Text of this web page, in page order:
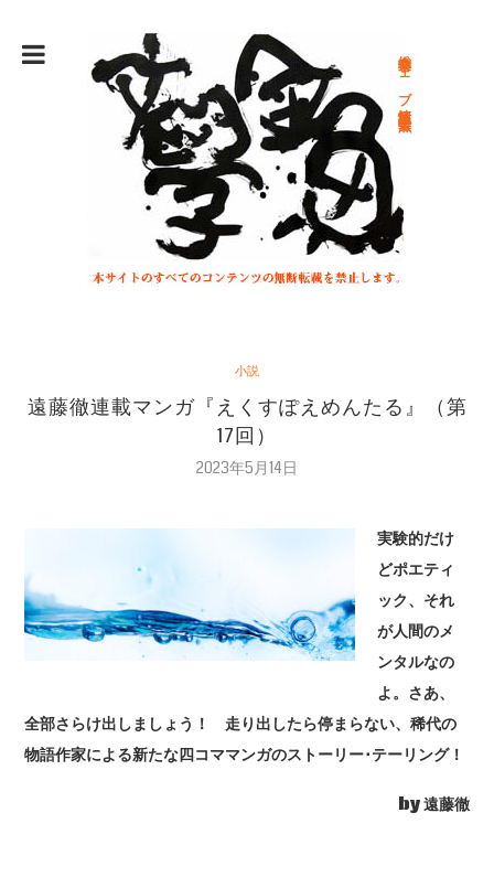
総合文学ウェブ情報誌 文学金魚
小説
遠藤徹連載マンガ『えくすぽえめんたる』（第
17回）
2023年5月14日
実験的だけ
どポエティ
ック、それ
が人間のメ
ンタルなの
よ。さあ、
全部さらけ出しましょう！ 走り出したら停まらない、稀代の
物語作家による新たな四コママンガのストーリー･テーリング！
by 遠藤徹